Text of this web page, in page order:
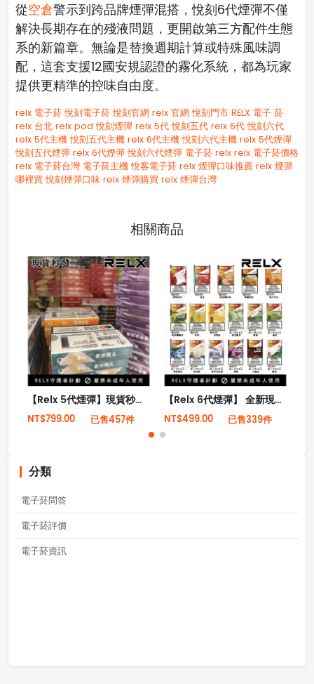
從空倉警示到跨品牌煙彈混搭，悅刻6代煙彈不僅
解決長期存在的殘液問題，更開啟第三方配件生態
系的新篇章。無論是替換週期計算或特殊風味調
配，這套支援12國安規認證的霧化系統，都為玩家
提供更精準的控味自由度。
relx 電子菸 悅刻電子菸 悅刻官網 relx 官網 悅刻門市 RELX 電子 菸
relx 台北 relx pod 悅刻煙彈 relx 5代 悅刻五代 relx 6代 悅刻六代
relx 5代主機 悅刻五代主機 relx 6代主機 悅刻六代主機 relx 5代煙彈
悅刻五代煙彈 relx 6代煙彈 悅刻六代煙彈 電子菸 relx relx 電子菸價格
relx 電子菸台灣 電子菸主機 悅客電子菸 relx 煙彈口味推薦 relx 煙彈
哪裡買 悅刻煙彈口味 relx 煙彈購買 relx 煙彈台灣
相關商品
【Relx 5代煙彈】現貨秒發幻影霧化 26種口味 適用4/5/6代悅刻主機 3顆裝
NT$799.00 已售457件
【Relx 6代煙彈】 全新現貨悅刻infinity 2六代煙彈 (外單英文版)(煙彈x1)(通用Relx 4, 5代主機)
NT$499.00 已售339件
分類
電子菸問答
電子菸評價
電子菸資訊